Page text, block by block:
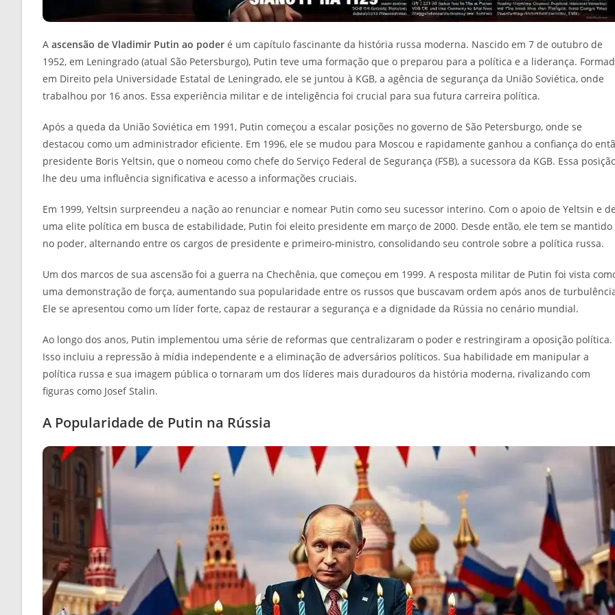
A ascensão de Vladimir Putin ao poder é um capítulo fascinante da história russa moderna. Nascido em 7 de outubro de
1952, em Leningrado (atual São Petersburgo), Putin teve uma formação que o preparou para a política e a liderança.
em Direito pela Universidade Estatal de Leningrado, ele se juntou à KGB, a agência de segurança da União Soviética, onde
trabalhou por 16 anos. Essa experiência militar e de inteligência foi crucial para sua futura carreira política.
Após a queda da União Soviética em 1991, Putin começou a escalar posições no governo de São Petersburgo, onde se
destacou como um administrador eficiente. Em 1996, ele se mudou para Moscou e rapidamente ganhou a confiança do
presidente Boris Yeltsin, que o nomeou como chefe do Serviço Federal de Segurança (FSB), a sucessora da KGB. Essa
lhe deu uma influência significativa e acesso a informações cruciais.
Em 1999, Yeltsin surpreendeu a nação ao renunciar e nomear Putin como seu sucessor interino. Com o apoio de Yeltsin e de
uma elite política em busca de estabilidade, Putin foi eleito presidente em março de 2000. Desde então, ele tem se mantido
no poder, alternando entre os cargos de presidente e primeiro-ministro, consolidando seu controle sobre a política russa.
Um dos marcos de sua ascensão foi a guerra na Chechênia, que começou em 1999. A resposta militar de Putin foi vista
uma demonstração de força, aumentando sua popularidade entre os russos que buscavam ordem após anos de
Ele se apresentou como um líder forte, capaz de restaurar a segurança e a dignidade da Rússia no cenário mundial.
Ao longo dos anos, Putin implementou uma série de reformas que centralizaram o poder e restringiram a oposição política.
Isso incluiu a repressão à mídia independente e a eliminação de adversários políticos. Sua habilidade em manipular a
política russa e sua imagem pública o tornaram um dos líderes mais duradouros da história moderna, rivalizando com
figuras como Josef Stalin.
A Popularidade de Putin na Rússia